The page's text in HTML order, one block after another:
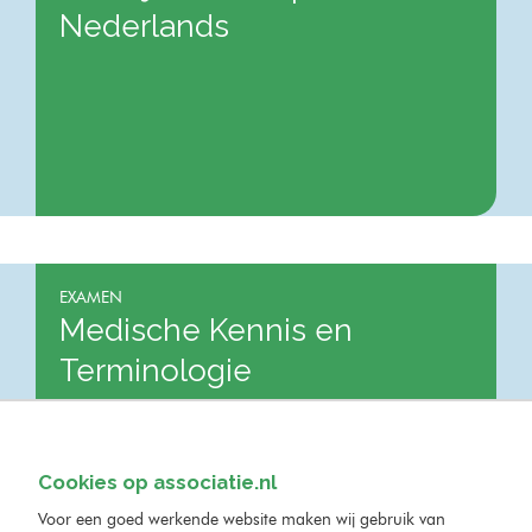
Nederlands
EXAMEN
Medische Kennis en
Terminologie
Cookies op associatie.nl
Voor een goed werkende website maken wij gebruik van